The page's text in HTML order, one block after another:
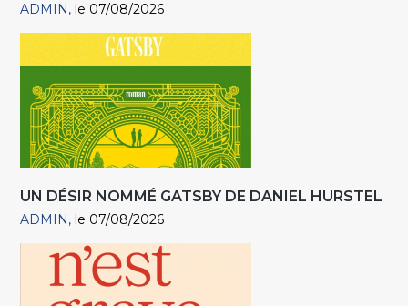
ADMIN le 07/08/2026
UN DÉSIR NOMMÉ GATSBY DE DANIEL HURSTEL
ADMIN le 07/08/2026